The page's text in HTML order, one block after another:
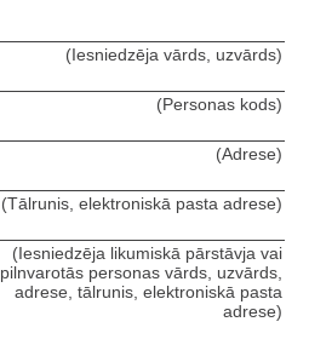
(Iesniedzēja vārds, uzvārds)
(Personas kods)
(Adrese)
(Tālrunis, elektroniskā pasta adrese)
(Iesniedzēja likumiskā pārstāvja vai
pilnvarotās personas vārds, uzvārds,
adrese, tālrunis, elektroniskā pasta
adrese)